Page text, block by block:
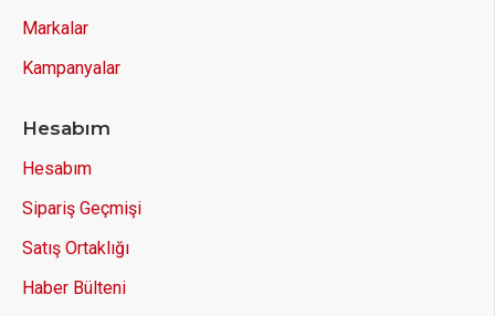
Markalar
Kampanyalar
Hesabım
Hesabım
Sipariş Geçmişi
Satış Ortaklığı
Haber Bülteni